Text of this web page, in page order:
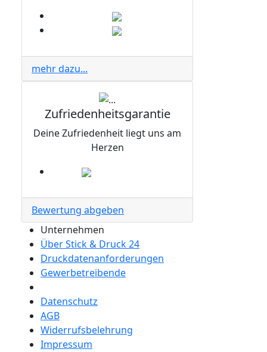
mehr dazu...
Zufriedenheitsgarantie
Deine Zufriedenheit liegt uns am
Herzen
Bewertung abgeben
Unternehmen
Über Stick & Druck 24
Druckdatenanforderungen
Gewerbetreibende
Datenschutz
AGB
Widerrufsbelehrung
Impressum